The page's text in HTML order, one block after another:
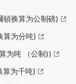
頓换算为公制磅)
算为分吨)
为吨 （公制))
为千吨)